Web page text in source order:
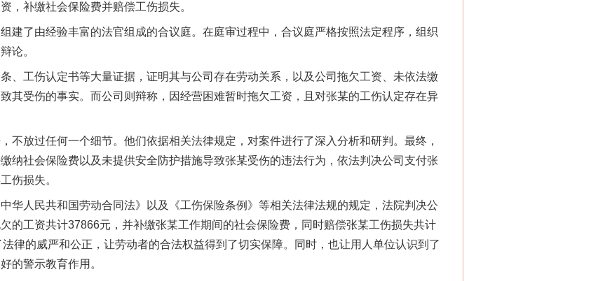
，补缴社会保险费并赔偿工伤损失。
了由经验丰富的法官组成的合议庭。在庭审过程中，合议庭严格按照法定程序，组织
论。
工伤认定书等大量证据，证明其与公司存在劳动关系，以及公司拖欠工资、未依法缴
其受伤的事实。而公司则辩称，因经营困难暂时拖欠工资，且对张某的工伤认定存在异
放过任何一个细节。他们依据相关法律规定，对案件进行了深入分析和研判。最终，
纳社会保险费以及未提供安全防护措施导致张某受伤的违法行为，依法判决公司支付张
伤损失。
人民共和国劳动合同法》以及《工伤保险条例》等相关法律法规的规定，法院判决公
的工资共计37866元，并补缴张某工作期间的社会保险费，同时赔偿张某工伤损失共计
律的威严和公正，让劳动者的合法权益得到了切实保障。同时，也让用人单位认识到了
的警示教育作用。